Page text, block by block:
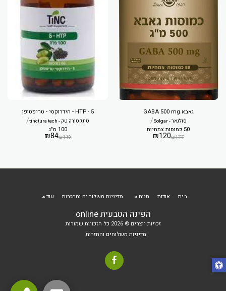
גאבא GABA 500 mg
סולגאר - Solgar /
50 כמוסות צמחיות
₪177
₪120
5 - HTP - הידרוקסי - טריפטופן
טינקטורה טק - tinctura tech /
100 מ"ג
₪119
₪84
הפינה הטבעית online
זכויות יוצרים © 2026 כל הזכויות שמורות
מדיניות משלוחים והחזרות
בית אודות חנות מדיניות משלוחים והחזרות עוד